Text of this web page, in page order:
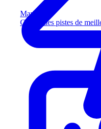
Marketing
Captez des pistes de